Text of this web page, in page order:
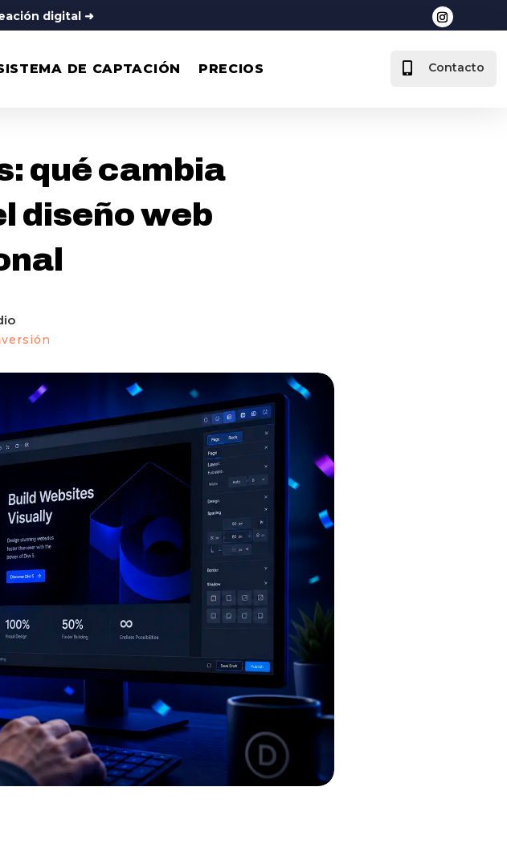
digital ➜
DE CAPTACIÓN PRECIOS  Contacto
qué cambia
diseño web